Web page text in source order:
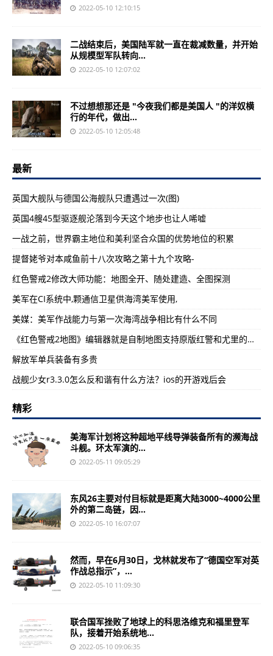
2022-05-10 12:10:15
二战结束后，美国陆军就一直在裁减数量，并开始
从规模型军队转向...
2022-05-10 12:07:02
不过想想那还是 "今夜我们都是美国人 "的洋奴横
行的年代，做出...
2022-05-10 12:05:48
最新
英国大舰队与德国公海舰队只遭遇过一次(图)
英国4艘45型驱逐舰沦落到今天这个地步也让人唏嘘
一战之前，世界霸主地位和美利坚合众国的优势地位的积累
提督姥爷对本咸鱼前十八次攻略之第十九个攻略-
红色警戒2修改大师功能：地图全开、随处建造、全图探测
美军在CI系统中,颗通信卫星供海湾美军使用,
美媒：美军作战能力与第一次海湾战争相比有什么不同
《红色警戒2地图》编辑器就是自制地图支持原版红警和尤里的复仇
解放军单兵装备有多贵
战舰少女r3.3.0怎么反和谐有什么方法？ios的开游戏后会
精彩
美海军计划将这种超地平线导弹装备所有的濒海战
斗舰。环太军演的...
2022-05-11 09:05:29
东风26主要对付目标就是距离大陆3000~4000公里
外的第二岛链，因...
2022-05-10 16:07:07
然而，早在6月30日，戈林就发布了“德国空军对英
作战总指示”，...
2022-05-10 11:09:30
联合国军挫败了地球上的科思洛维克和福里登军
队，接着开始系统地...
2022-05-10 09:06:35